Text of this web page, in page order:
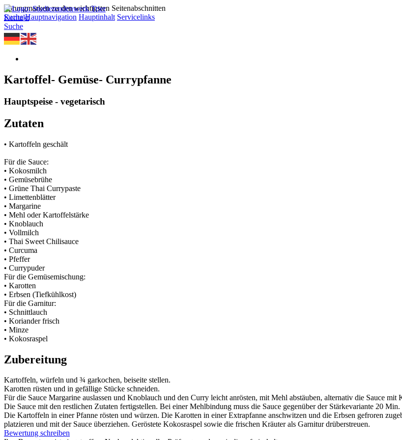
Sprungmarken zu den wichtigsten Seitenabschnitten
Suche Hauptnavigation Hauptinhalt Servicelinks
Kontakt
Suche
Kartoffel- Gemüse- Currypfanne
Hauptspeise - vegetarisch
Zutaten
• Kartoffeln geschält
Für die Sauce:
• Kokosmilch
• Gemüsebrühe
• Grüne Thai Currypaste
• Limettenblätter
• Margarine
• Mehl oder Kartoffelstärke
• Knoblauch
• Vollmilch
• Thai Sweet Chilisauce
• Curcuma
• Pfeffer
• Currypuder
Für die Gemüsemischung:
• Karotten
• Erbsen (Tiefkühlkost)
Für die Garnitur:
• Schnittlauch
• Koriander frisch
• Minze
• Kokosraspel
Zubereitung
Kartoffeln, würfeln und ¾ garkochen, beiseite stellen.
Karotten rüsten und in gefällige Stücke schneiden.
Für die Sauce Margarine auslassen und Knoblauch und den Curry leicht anrösten, mit Mehl abstäuben, alternativ die Sauce mit
Die Sauce mit den restlichen Zutaten fertigstellen. Bei einer Mehlbindung muss die Sauce gegenüber der Stärkevariante 20 Min.
Die Kartoffeln in einer Pfanne rösten und würzen. Die Karotten in einer Extrapfanne anschwitzen und die Erbsen gefroren
platzieren und mit der Sauce überziehen. Geröstete Kokosraspel sowie die frischen Kräuter als Garnitur drüberstreuen.
Bewertung schreiben